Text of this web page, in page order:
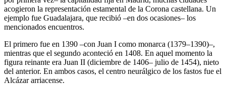
acogieron la representación estamental de la Corona castellana. Un
ejemplo fue Guadalajara, que recibió –en dos ocasiones– los
mencionados encuentros.
El primero fue en 1390 –con Juan I como monarca (1379–1390)–,
mientras que el segundo aconteció en 1408. En aquel momento la
figura reinante era Juan II (diciembre de 1406– julio de 1454), nieto
del anterior. En ambos casos, el centro neurálgico de los fastos fue el
Alcázar arriacense.